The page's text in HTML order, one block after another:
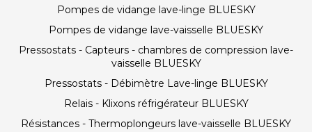
Pompes de vidange lave-linge BLUESKY
Pompes de vidange lave-vaisselle BLUESKY
Pressostats - Capteurs - chambres de compression lave-
vaisselle BLUESKY
Pressostats - Débimètre Lave-linge BLUESKY
Relais - Klixons réfrigérateur BLUESKY
Résistances - Thermoplongeurs lave-vaisselle BLUESKY